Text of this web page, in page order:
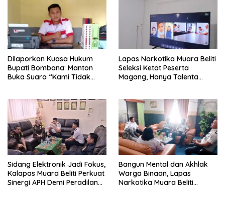
Dilaporkan Kuasa Hukum
Bupati Bombana: Manton
Buka Suara “Kami Tidak
Lapas Narkotika Muara Beliti
Seleksi Ketat Peserta
Magang, Hanya Talenta
Sidang Elektronik Jadi Fokus,
Kalapas Muara Beliti Perkuat
Sinergi APH Demi Peradilan
Bangun Mental dan Akhlak
Warga Binaan, Lapas
Narkotika Muara Beliti